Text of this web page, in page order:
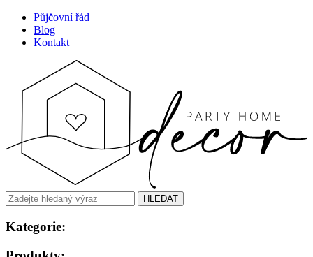
Půjčovní řád
Blog
Kontakt
HLEDAT
Kategorie: